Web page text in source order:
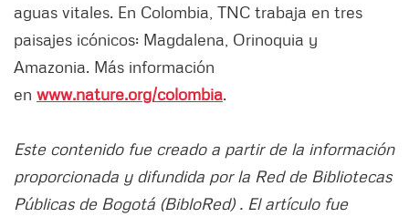
aguas vitales. En Colombia, TNC trabaja en tres
paisajes icónicos: Magdalena, Orinoquia y
Amazonia. Más información
en www.nature.org/colombia.
Este contenido fue creado a partir de la información
proporcionada y difundida por la Red de Bibliotecas
Públicas de Bogotá (BibloRed) . El artículo fue